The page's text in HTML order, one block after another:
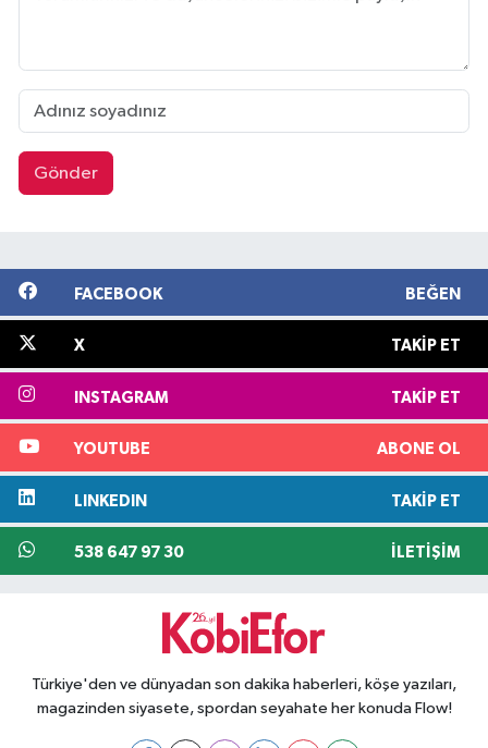
Gönder
FACEBOOK BEĞEN
X TAKIP ET
INSTAGRAM TAKIP ET
YOUTUBE ABONE OL
LINKEDIN TAKIP ET
538 647 97 30 İLETIŞIM
Türkiye'den ve dünyadan son dakika haberleri, köşe yazıları,
magazinden siyasete, spordan seyahate her konuda Flow!